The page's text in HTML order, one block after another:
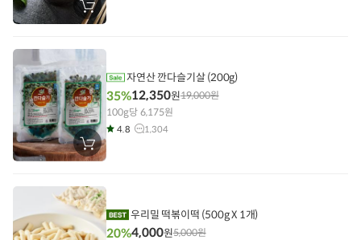
장
바
에
담
기
장
바
에
담
기
자연산 깐다슬기살 (200g)
35%12,350원19,000원
100g당 6,175원
4.8 1,304
우리밀 떡볶이떡 (500g X 1개)
20%4,000원5,000원